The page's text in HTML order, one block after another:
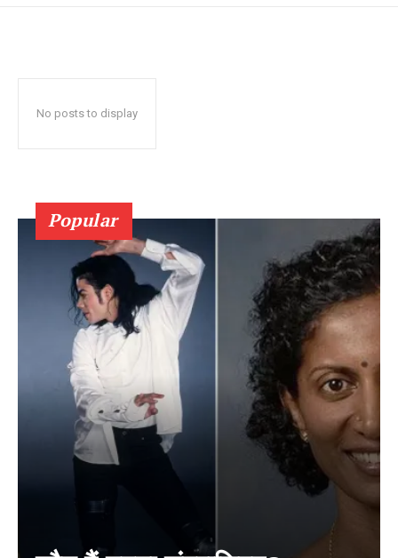
No posts to display
Popular